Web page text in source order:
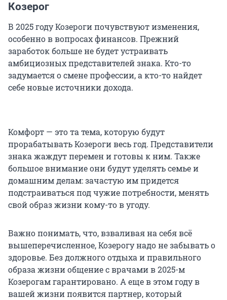
Козерог
В 2025 году Козероги почувствуют изменения,
особенно в вопросах финансов. Прежний
заработок больше не будет устраивать
амбициозных представителей знака. Кто-то
задумается о смене профессии, а кто-то найдет
себе новые источники дохода.
Комфорт — это та тема, которую будут
прорабатывать Козероги весь год. Представители
знака жаждут перемен и готовы к ним. Также
большое внимание они будут уделять семье и
домашним делам: зачастую им придется
подстраиваться под чужие потребности, менять
свой образ жизни кому-то в угоду.
Важно понимать, что, взваливая на себя всё
вышеперечисленное, Козерогу надо не забывать о
здоровье. Без должного отдыха и правильного
образа жизни общение с врачами в 2025-м
Козерогам гарантировано. А еще в этом году в
вашей жизни появится партнер, который